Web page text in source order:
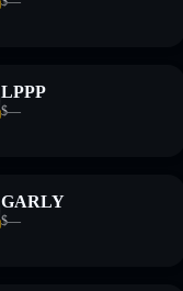
LPPP
$—
GARLY
$—